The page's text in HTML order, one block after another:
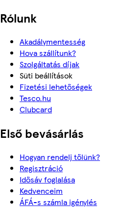
Rólunk
Akadálymentesség
Hova szállítunk?
Szolgáltatás díjak
Süti beállítások
Fizetési lehetőségek
Tesco.hu
Clubcard
Első bevásárlás
Hogyan rendelj tőlünk?
Regisztráció
Idősáv foglalása
Kedvenceim
ÁFÁ-s számla igénylés